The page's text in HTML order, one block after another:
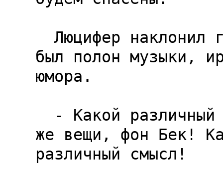
был полон музыки,
юмора.
же вещи, фон Бек!
различный смысл!